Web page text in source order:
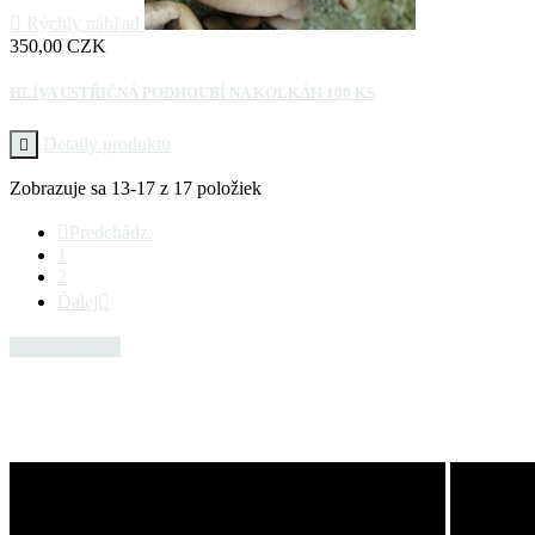
Rýchly náhľad
Cena
350,00 CZK
HLÍVA USTŘIČNÁ PODHOUBÍ NA KOLKÁH 100 KS
 Detaily produktu
Zobrazuje sa 13-17 z 17 položiek
Predchádz.
1
2
Ďalej